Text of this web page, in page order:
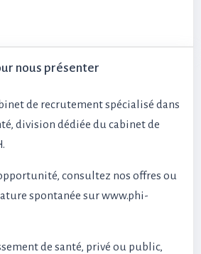
nous présenter
de recrutement spécialisé dans
division dédiée du cabinet de
consultez nos offres ou
spontanée sur www.phi-
de santé, privé ou public,